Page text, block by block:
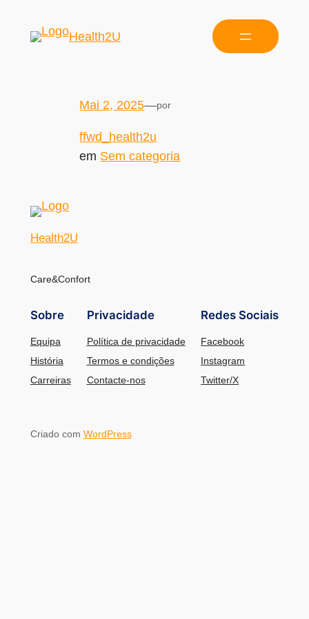
Health2U
Mai 2, 2025—por
ffwd_health2u
em Sem categoria
Health2U
Care&Confort
Sobre
Equipa
História
Carreiras
Privacidade
Política de privacidade
Termos e condições
Contacte-nos
Redes Sociais
Facebook
Instagram
Twitter/X
Criado com WordPress